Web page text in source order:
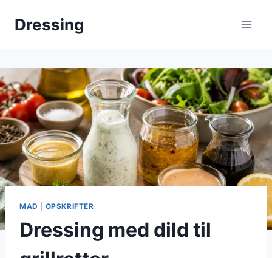
Dressing
MAD OPSKRIFTER
Dressing med dild til